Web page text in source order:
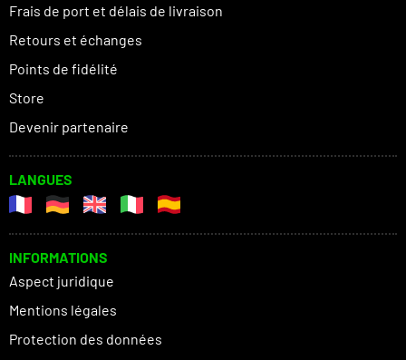
Frais de port et délais de livraison
Retours et échanges
Points de fidélité
Store
Devenir partenaire
LANGUES
INFORMATIONS
Aspect juridique
Mentions légales
Protection des données